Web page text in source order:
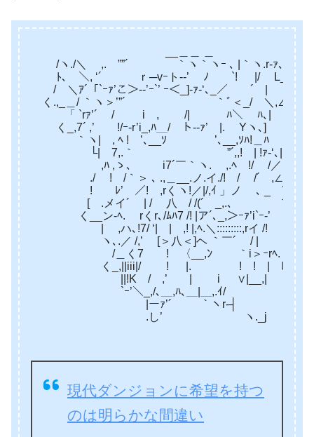
/ヽ./＼ ,. ””´ ｀ヽ｀ヽｰ ､ |｀ヽ.r-ｧ､
ﾄ､ ＼, ‘´ ｒ─vｰト-‐’ ﾉ `! |/ L_
/ ＼ｱ´「`ｰｧ’こ＞-‐’ｰ`’ ｰ＜_]‐ｧ-‘､_／ ´ |
く.,_＿/ ｀ヽ＞’”´ ｀ﾞ＜_/ ＼,∠,,＿」
「 `rｧ’´ / i , /| ﾊ＼ ﾊ､|
く_,7´ ,’ !/ｰ-r’i_,ﾊ＿/ ト-‐ｧ’ |. Y
｀ヽ| , ﾍ ! ’､__ｿ ’､__,ｿﾊ!＿ﾊ ! 人
└| 7,.｀ ”´,,! | !ｧ-‘､|
,ﾊ ,ゝ、 i7´￣｀ヽ. ,.ﾍ !/ /／｀
./ ! /｀＞ ､ .,＿__.ノ.イ./! / /´ ,∠.._
! ﾚ’ ／! ,rくヽ!／|/,ｲ 」ノ ､ _ ´_＿ノ
[ゝ.メイ´ | / 八 / /(´ _,.､ ｀ヽ.
く__ン-ﾍ. rくr､/ﾑﾊ7 /! |ア´､_,＞ｰｧ’i`ｰ‐’
| ,ハ､!7/ ‘| | ,! |,ﾍ.＼:::::::::,rイ /!
ヽ､.／ /,’ [＞八＜]ヘ ｀￣´ / |
/＿く7 ! 〈__,ﾝ ｀i＞ｰrﾍ. !
く_,||iii|/ ! |. ! ! | ﾚ’
||!K / ,’ | i ∨|__,|
`ｰ’＼_,/､＿,ﾊ､＿|＿,.ｲ/
|ーｧ’´ ￣￣ ｀ヽr-┤
.し’ ヽ._j
現代ダンジョンに希望を持つ
のは明らかな間違い